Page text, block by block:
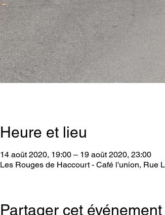
Heure et lieu
14 août 2020, 19:00 – 19 août 2020, 23:00
Les Rouges de Haccourt - Café l'union, Rue
Partager cet événement